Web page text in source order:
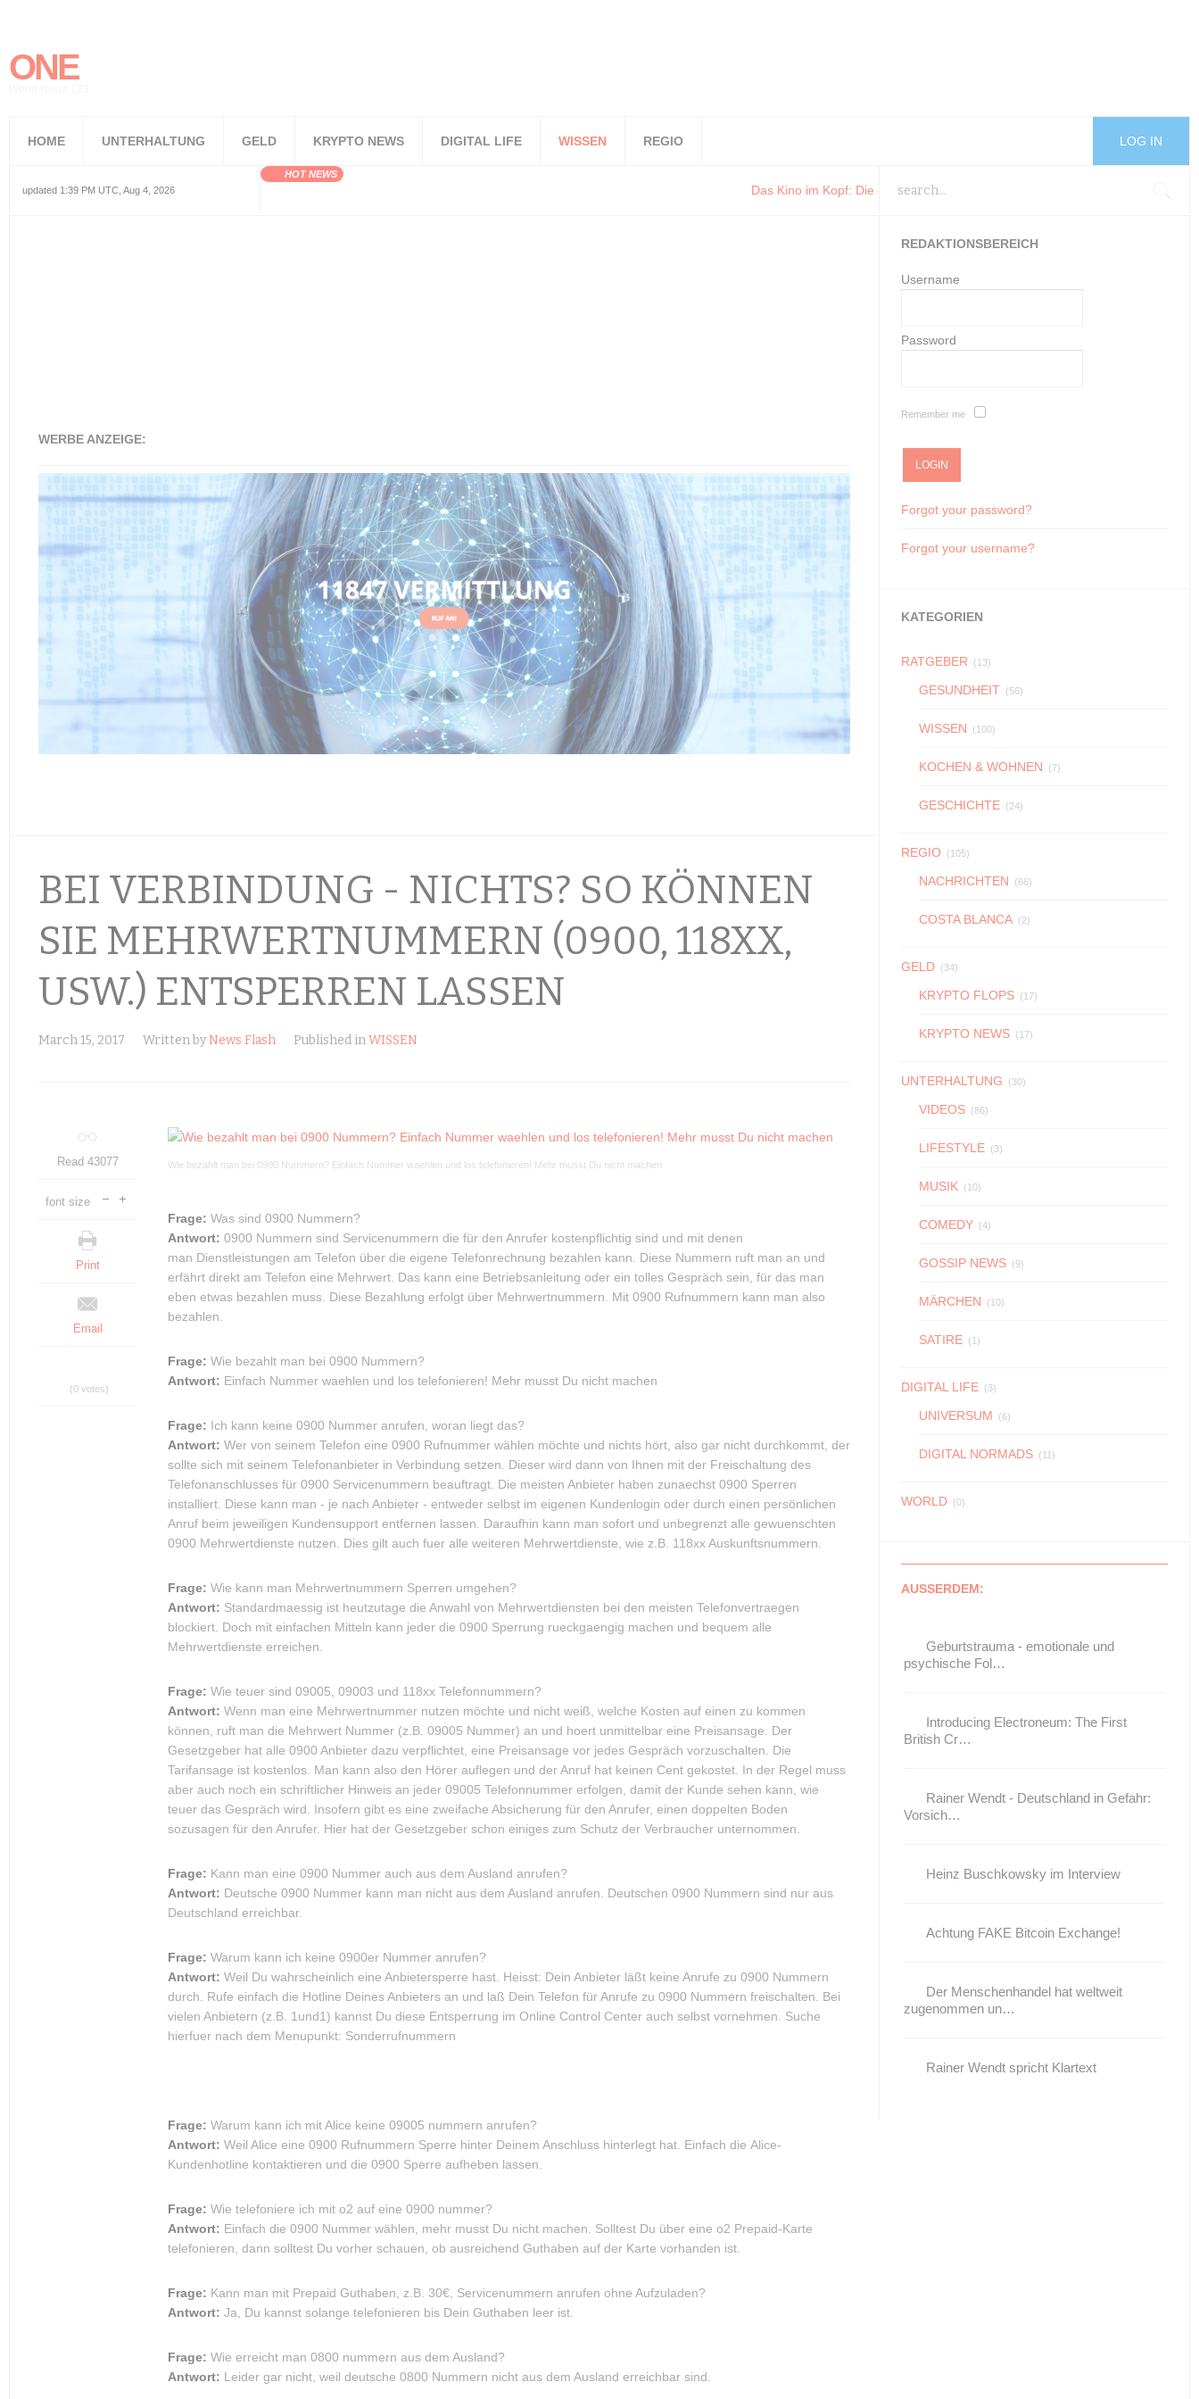
ONE
HOME UNTERHALTUNG GELD KRYPTO NEWS DIGITAL LIFE WISSEN REGIO LOG IN
updated 1:39 PM UTC, Aug 4, 2026
HOT NEWS
Das Kino im Kopf : Die 82. Filmfestspiele von Venedig von
WERBE ANZEIGE:
BEI VERBINDUNG - NICHTS? SO KÖNNEN
SIE MEHRWERTNUMMERN (0900, 118XX,
USW.) ENTSPERREN LASSEN
March 15, 2017 Written byNews Flash Published inWISSEN
Wie bezahlt man bei 0900 Nummern? Einfach Nummer waehlen und los telefonieren! Mehr musst Du nicht machen
Frage: Was sind 0900 Nummern?
Antwort: 0900 Nummern sind Servicenummern die für den Anrufer kostenpflichtig sind und mit denen
man Dienstleistungen am Telefon über die eigene Telefonrechnung bezahlen kann. Diese Nummern ruft man an und
erfährt direkt am Telefon eine Mehrwert. Das kann eine Betriebsanleitung oder ein tolles Gespräch sein, für das man
eben etwas bezahlen muss. Diese Bezahlung erfolgt über Mehrwertnummern. Mit 0900 Rufnummern kann man also
bezahlen.
Frage: Wie bezahlt man bei 0900 Nummern?
Antwort: Einfach Nummer waehlen und los telefonieren! Mehr musst Du nicht machen
Frage: Ich kann keine 0900 Nummer anrufen, woran liegt das?
Antwort: Wer von seinem Telefon eine 0900 Rufnummer wählen möchte und nichts hört, also gar nicht durchkommt, der
sollte sich mit seinem Telefonanbieter in Verbindung setzen. Dieser wird dann von Ihnen mit der Freischaltung des
Telefonanschlusses für 0900 Servicenummern beauftragt. Die meisten Anbieter haben zunaechst 0900 Sperren
installiert. Diese kann man - je nach Anbieter - entweder selbst im eigenen Kundenlogin oder durch einen persönlichen
Anruf beim jeweiligen Kundensupport entfernen lassen. Daraufhin kann man sofort und unbegrenzt alle gewuenschten
0900 Mehrwertdienste nutzen. Dies gilt auch fuer alle weiteren Mehrwertdienste, wie z.B. 118xx Auskunftsnummern.
Frage: Wie kann man Mehrwertnummern Sperren umgehen?
Antwort: Standardmaessig ist heutzutage die Anwahl von Mehrwertdiensten bei den meisten Telefonvertraegen
blockiert. Doch mit einfachen Mitteln kann jeder die 0900 Sperrung rueckgaengig machen und bequem alle
Mehrwertdienste erreichen.
Frage: Wie teuer sind 09005, 09003 und 118xx Telefonnummern?
Antwort: Wenn man eine Mehrwertnummer nutzen möchte und nicht weiß, welche Kosten auf einen zu kommen
können, ruft man die Mehrwert Nummer (z.B. 09005 Nummer) an und hoert unmittelbar eine Preisansage. Der
Gesetzgeber hat alle 0900 Anbieter dazu verpflichtet, eine Preisansage vor jedes Gespräch vorzuschalten. Die
Tarifansage ist kostenlos. Man kann also den Hörer auflegen und der Anruf hat keinen Cent gekostet. In der Regel muss
aber auch noch ein schriftlicher Hinweis an jeder 09005 Telefonnummer erfolgen, damit der Kunde sehen kann, wie
teuer das Gespräch wird. Insofern gibt es eine zweifache Absicherung für den Anrufer, einen doppelten Boden
sozusagen für den Anrufer. Hier hat der Gesetzgeber schon einiges zum Schutz der Verbraucher unternommen.
Frage: Kann man eine 0900 Nummer auch aus dem Ausland anrufen?
Antwort: Deutsche 0900 Nummer kann man nicht aus dem Ausland anrufen. Deutschen 0900 Nummern sind nur aus
Deutschland erreichbar.
Frage: Warum kann ich keine 0900er Nummer anrufen?
Antwort: Weil Du wahrscheinlich eine Anbietersperre hast. Heisst: Dein Anbieter läßt keine Anrufe zu 0900 Nummern
durch. Rufe einfach die Hotline Deines Anbieters an und laß Dein Telefon für Anrufe zu 0900 Nummern freischalten. Bei
vielen Anbietern (z.B. 1und1) kannst Du diese Entsperrung im Online Control Center auch selbst vornehmen. Suche
hierfuer nach dem Menupunkt: Sonderrufnummern
Frage: Warum kann ich mit Alice keine 09005 nummern anrufen?
Antwort: Weil Alice eine 0900 Rufnummern Sperre hinter Deinem Anschluss hinterlegt hat. Einfach die Alice-
Kundenhotline kontaktieren und die 0900 Sperre aufheben lassen.
Frage: Wie telefoniere ich mit o2 auf eine 0900 nummer?
Antwort: Einfach die 0900 Nummer wählen, mehr musst Du nicht machen. Solltest Du über eine o2 Prepaid-Karte
telefonieren, dann solltest Du vorher schauen, ob ausreichend Guthaben auf der Karte vorhanden ist.
Frage: Kann man mit Prepaid Guthaben, z.B. 30€, Servicenummern anrufen ohne Aufzuladen?
Antwort: Ja, Du kannst solange telefonieren bis Dein Guthaben leer ist.
Frage: Wie erreicht man 0800 nummern aus dem Ausland?
Antwort: Leider gar nicht, weil deutsche 0800 Nummern nicht aus dem Ausland erreichbar sind.
Read 43077
font size
Print
Email
(0 votes)
REDAKTIONSBEREICH
Username
Password
Remember me
Forgot your password?
Forgot your username?
KATEGORIEN
RATGEBER (13)
GESUNDHEIT (56)
WISSEN (100)
KOCHEN & WOHNEN (7)
GESCHICHTE (24)
REGIO (105)
NACHRICHTEN (66)
COSTA BLANCA (2)
GELD (34)
KRYPTO FLOPS (17)
KRYPTO NEWS (17)
UNTERHALTUNG (30)
VIDEOS (86)
LIFESTYLE (3)
MUSIK (10)
COMEDY (4)
GOSSIP NEWS (9)
MÄRCHEN (10)
SATIRE (1)
DIGITAL LIFE (3)
UNIVERSUM (6)
DIGITAL NORMADS (11)
WORLD (0)
AUSSERDEM:
Geburtstrauma - emotionale und
psychische Fol…
Introducing Electroneum: The First
British Cr…
Rainer Wendt - Deutschland in Gefahr:
Vorsich…
Heinz Buschkowsky im Interview
Achtung FAKE Bitcoin Exchange!
Der Menschenhandel hat weltweit
zugenommen un…
Rainer Wendt spricht Klartext